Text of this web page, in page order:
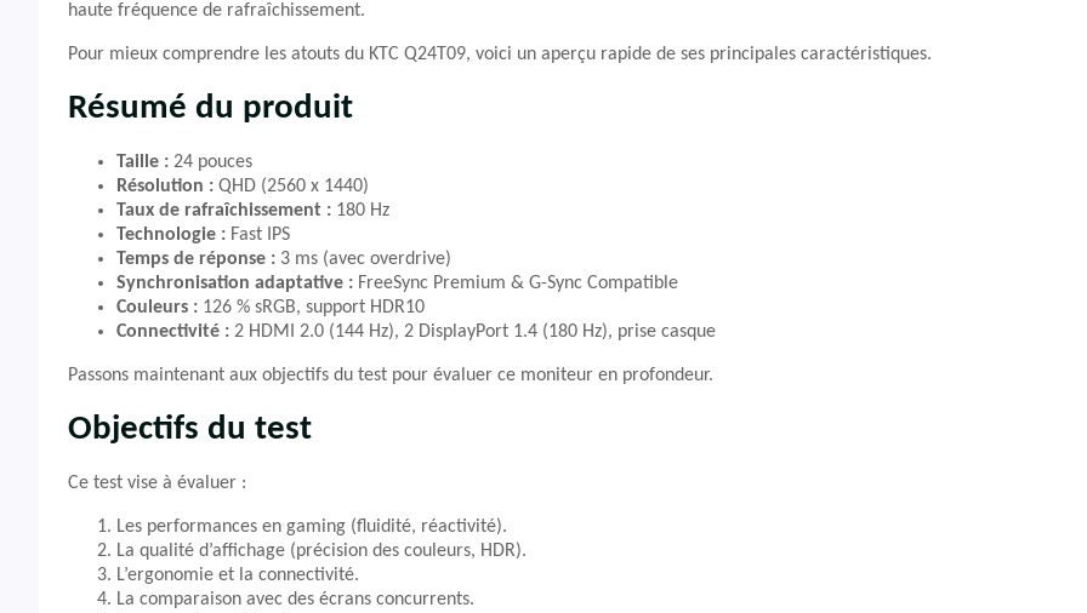
haute fréquence de rafraîchissement.
Pour mieux comprendre les atouts du KTC Q24T09, voici un aperçu rapide de ses principales caractéristiques.
Résumé du produit
Taille : 24 pouces
Résolution : QHD (2560 x 1440)
Taux de rafraîchissement : 180 Hz
Technologie : Fast IPS
Temps de réponse : 3 ms (avec overdrive)
Synchronisation adaptative : FreeSync Premium & G-Sync Compatible
Couleurs : 126 % sRGB, support HDR10
Connectivité : 2 HDMI 2.0 (144 Hz), 2 DisplayPort 1.4 (180 Hz), prise casque
Passons maintenant aux objectifs du test pour évaluer ce moniteur en profondeur.
Objectifs du test
Ce test vise à évaluer :
Les performances en gaming (fluidité, réactivité).
La qualité d’affichage (précision des couleurs, HDR).
L’ergonomie et la connectivité.
La comparaison avec des écrans concurrents.